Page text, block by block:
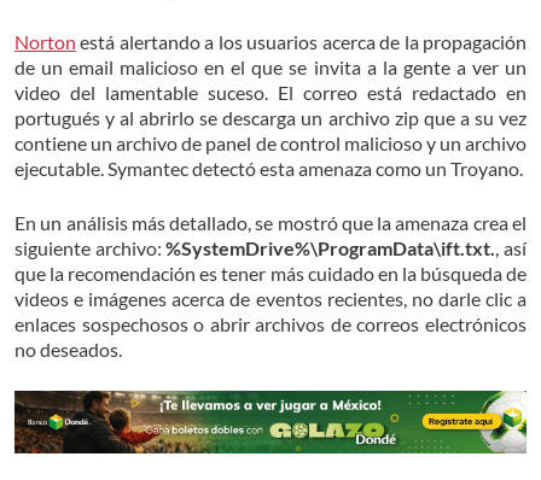
Norton está alertando a los usuarios acerca de la propagación
de un email malicioso en el que se invita a la gente a ver un
video del lamentable suceso. El correo está redactado en
portugués y al abrirlo se descarga un archivo zip que a su vez
contiene un archivo de panel de control malicioso y un archivo
ejecutable. Symantec detectó esta amenaza como un Troyano.
En un análisis más detallado, se mostró que la amenaza crea el
siguiente archivo:%SystemDrive%\ProgramData\ift.txt. , así
que la recomendación es tener más cuidado en la búsqueda de
videos e imágenes acerca de eventos recientes, no darle clic a
enlaces sospechosos o abrir archivos de correos electrónicos
no deseados.